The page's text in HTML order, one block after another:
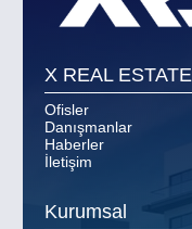
X REAL ESTATE
Ofisler
Danışmanlar
Haberler
İletişim
Kurumsal